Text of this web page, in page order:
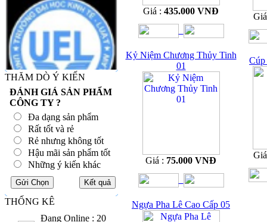
THĂM DÒ Ý KIẾN
ĐÁNH GIÁ SẢN PHẨM
CÔNG TY ?
Đa dạng sản phẩm
Rất tốt và rẻ
Rẻ nhưng không tốt
Hậu mãi sản phẩm tốt
Những ý kiến khác
THỐNG KÊ
Đang Online : 20
Giá : 435.000 VNĐ
Kỷ Niệm Chương Thủy Tinh
01
Giá : 75.000 VNĐ
Cúp
Ngựa Pha Lê Cao Cấp 05